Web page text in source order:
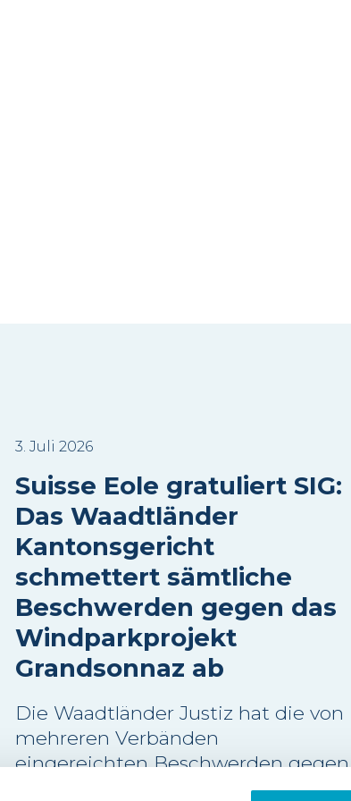
3. Juli 2026
Suisse Eole gratuliert SIG:
Das Waadtländer
Kantonsgericht
schmettert sämtliche
Beschwerden gegen das
Windparkprojekt
Grandsonnaz ab
Die Waadtländer Justiz hat die von
mehreren Verbänden
eingereichten Beschwerden gegen
das Windparkprojekt Grandsonnaz